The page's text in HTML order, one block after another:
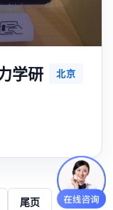
学研
北京
尾页